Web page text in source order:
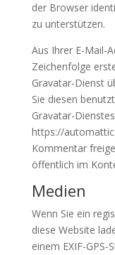
der Browser
zu unterstützen.
Aus Ihrer E-Mail-
Zeichenfolge
Gravatar-Dienst
Sie diesen
Gravatar-
https://
Kommentar
öffentlich im
Medien
Wenn Sie ein
diese Website
einem EXIF-